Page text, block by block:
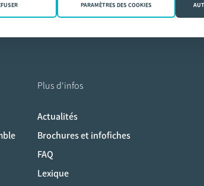
Plus d'infos
Actualités
Brochures et infofiches
FAQ
Lexique
PARAMÈTRES DES COOKIES